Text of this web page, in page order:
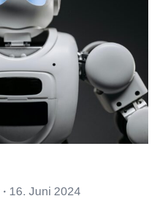
16. Juni 2024